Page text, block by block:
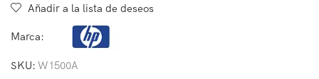
Añadir a la lista de deseos
Marca:
SKU: W1500A